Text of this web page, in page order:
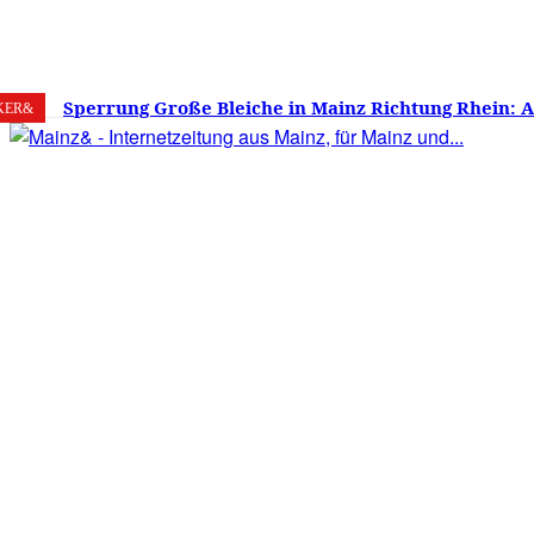
9. August 2026 34.1 Mainz
Sperrung Große Bleiche in Mainz Richtung Rhein:
verwirrt, Mainzer stinksauer – Haben die Mainzer